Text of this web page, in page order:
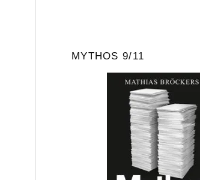
MYTHOS 9/11